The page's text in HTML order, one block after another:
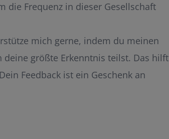
die Frequenz in dieser Gesellschaft
mich gerne, indem du meinen
größte Erkenntnis teilst. Das hilft
Feedback ist ein Geschenk an